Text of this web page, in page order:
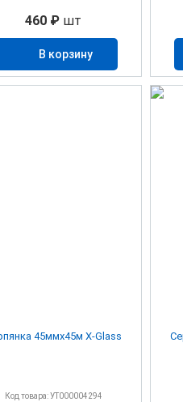
460 ₽ шт
В корзину
Серпянка 45ммх45м X-Glass
Код товара: УТ000004294